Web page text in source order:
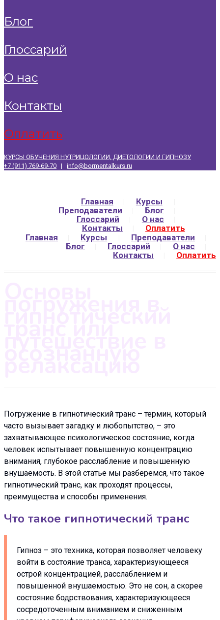
блог
глоссарий
о нас
контакты
оплатить
КУРСЫ ОБУЧЕНИЯ НУТРИЦОЛОГИИ, ДИЕТОЛОГИИ И ГИПНОЗУ
+7 (911) 769-69-70 | info@bormentalkurs.ru
Главная
Курсы
Преподаватели
Блог
Глоссарий
О нас
Контакты
Оплатить
Главная
Курсы
Преподаватели
Блог
Глоссарий
О нас
Контакты
Оплатить
Погружение в гипнотический транс – термин, который
часто вызывает загадку и любопытство, – это
захватывающее психологическое состояние, когда
человек испытывает повышенную концентрацию
внимания, глубокое расслабление и повышенную
внушаемость. В этой статье мы разберемся, что такое
гипнотический транс, как проходят процессы,
преимущества и способы применения.
Что такое гипнотический транс
Гипноз – это техника, которая позволяет человеку
войти в состояние транса, характеризующееся
острой концентрацией, расслаблением и
повышенной внушаемостью. Это не сон, а скорее
состояние бодрствования, характеризующееся
сосредоточенным вниманием и сниженным